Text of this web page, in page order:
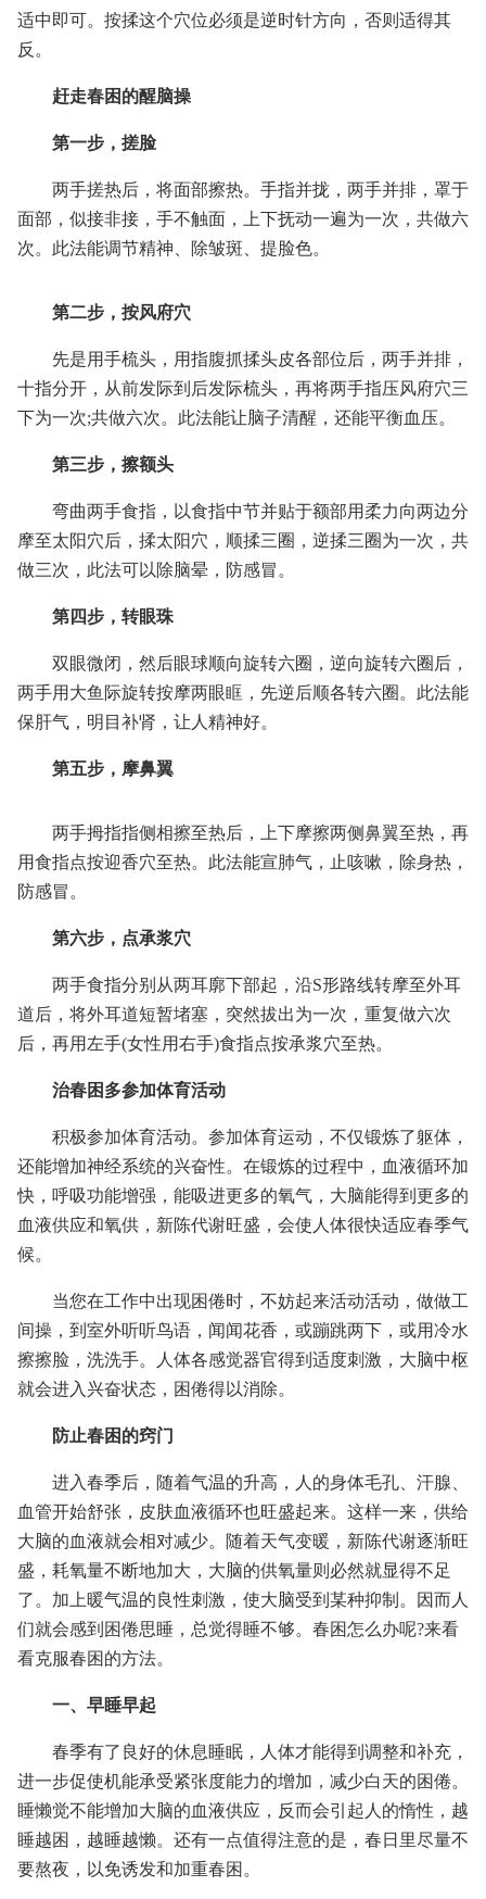
适中即可。按揉这个穴位必须是逆时针方向，否则适得其
反。
赶走春困的醒脑操
第一步，搓脸
两手搓热后，将面部擦热。手指并拢，两手并排，罩于
面部，似接非接，手不触面，上下抚动一遍为一次，共做六
次。此法能调节精神、除皱斑、提脸色。
第二步，按风府穴
先是用手梳头，用指腹抓揉头皮各部位后，两手并排，
十指分开，从前发际到后发际梳头，再将两手指压风府穴三
下为一次;共做六次。此法能让脑子清醒，还能平衡血压。
第三步，擦额头
弯曲两手食指，以食指中节并贴于额部用柔力向两边分
摩至太阳穴后，揉太阳穴，顺揉三圈，逆揉三圈为一次，共
做三次，此法可以除脑晕，防感冒。
第四步，转眼珠
双眼微闭，然后眼球顺向旋转六圈，逆向旋转六圈后，
两手用大鱼际旋转按摩两眼眶，先逆后顺各转六圈。此法能
保肝气，明目补肾，让人精神好。
第五步，摩鼻翼
两手拇指指侧相擦至热后，上下摩擦两侧鼻翼至热，再
用食指点按迎香穴至热。此法能宣肺气，止咳嗽，除身热，
防感冒。
第六步，点承浆穴
两手食指分别从两耳廓下部起，沿S形路线转摩至外耳
道后，将外耳道短暂堵塞，突然拔出为一次，重复做六次
后，再用左手(女性用右手)食指点按承浆穴至热。
治春困多参加体育活动
积极参加体育活动。参加体育运动，不仅锻炼了躯体，
还能增加神经系统的兴奋性。在锻炼的过程中，血液循环加
快，呼吸功能增强，能吸进更多的氧气，大脑能得到更多的
血液供应和氧供，新陈代谢旺盛，会使人体很快适应春季气
候。
当您在工作中出现困倦时，不妨起来活动活动，做做工
间操，到室外听听鸟语，闻闻花香，或蹦跳两下，或用冷水
擦擦脸，洗洗手。人体各感觉器官得到适度刺激，大脑中枢
就会进入兴奋状态，困倦得以消除。
防止春困的窍门
进入春季后，随着气温的升高，人的身体毛孔、汗腺、
血管开始舒张，皮肤血液循环也旺盛起来。这样一来，供给
大脑的血液就会相对减少。随着天气变暖，新陈代谢逐渐旺
盛，耗氧量不断地加大，大脑的供氧量则必然就显得不足
了。加上暖气温的良性刺激，使大脑受到某种抑制。因而人
们就会感到困倦思睡，总觉得睡不够。春困怎么办呢?来看
看克服春困的方法。
一、早睡早起
春季有了良好的休息睡眠，人体才能得到调整和补充，
进一步促使机能承受紧张度能力的增加，减少白天的困倦。
睡懒觉不能增加大脑的血液供应，反而会引起人的惰性，越
睡越困，越睡越懒。还有一点值得注意的是，春日里尽量不
要熬夜，以免诱发和加重春困。